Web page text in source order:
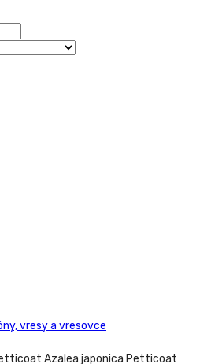
vresy a vresovce
Azalea japonica Petticoat